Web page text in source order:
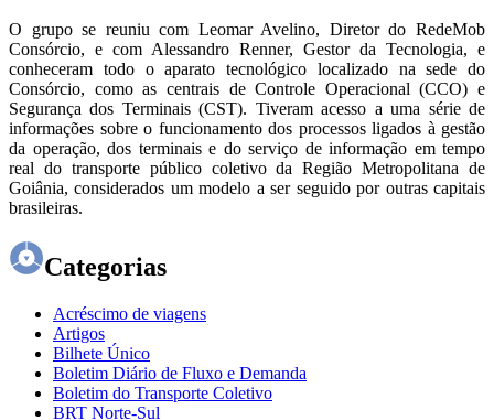
O grupo se reuniu com Leomar Avelino, Diretor do RedeMob
Consórcio, e com Alessandro Renner, Gestor da Tecnologia, e
conheceram todo o aparato tecnológico localizado na sede do
Consórcio, como as centrais de Controle Operacional (CCO) e
Segurança dos Terminais (CST). Tiveram acesso a uma série de
informações sobre o funcionamento dos processos ligados à gestão
da operação, dos terminais e do serviço de informação em tempo
real do transporte público coletivo da Região Metropolitana de
Goiânia, considerados um modelo a ser seguido por outras capitais
brasileiras.
Categorias
Acréscimo de viagens
Artigos
Bilhete Único
Boletim Diário de Fluxo e Demanda
Boletim do Transporte Coletivo
BRT Norte-Sul